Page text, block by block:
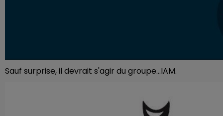
Sauf surprise, il devrait s'agir du groupe...IAM.